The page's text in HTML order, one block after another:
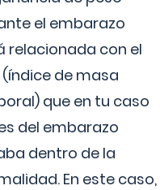
el embarazo
relacionada con el
(índice de masa
que en tu caso
del embarazo
dentro de la
En este caso,